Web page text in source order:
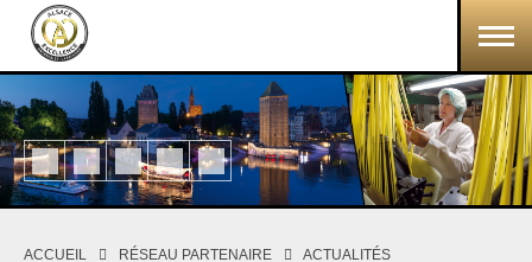
Aller au contenu principal
Vous êtes ici
ACCUEIL RÉSEAU PARTENAIRE ACTUALITÉS